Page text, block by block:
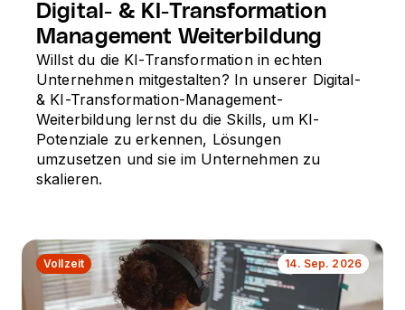
Digital- & KI-Transformation
Management Weiterbildung
Willst du die KI-Transformation in echten
Unternehmen mitgestalten? In unserer Digital-
& KI-Transformation-Management-
Weiterbildung lernst du die Skills, um KI-
Potenziale zu erkennen, Lösungen
umzusetzen und sie im Unternehmen zu
skalieren.
14. Sep. 2026
Vollzeit